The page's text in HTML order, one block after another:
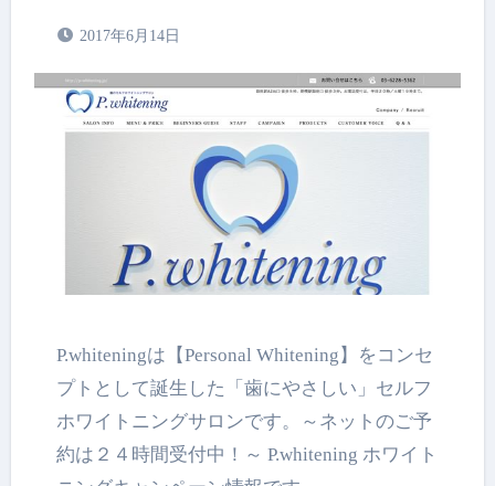
2017年6月14日
P.whiteningは【Personal Whitening】をコンセ
プトとして誕生した「歯にやさしい」セルフ
ホワイトニングサロンです。～ネットのご予
約は２４時間受付中！～ P.whitening ホワイト